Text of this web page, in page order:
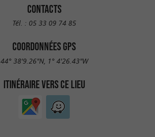
CONTACTS
Tél. : 05 33 09 74 85
COORDONNÉES GPS
44° 38'9.26"N, 1° 4'26.43"W
ITINÉRAIRE VERS CE LIEU